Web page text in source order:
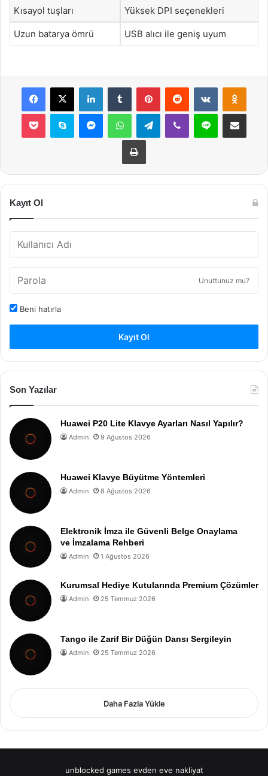
Kısayol tuşları Yüksek DPI seçenekleri
Uzun batarya ömrü USB alıcı ile geniş uyum
Facebook
X LinkedInTumblr PinterestReddit VKontakte
Pocket Skype MessengerWhatsAppTelegramViber Line E-Posta ile
Yazdır
Kayıt Ol
Unuttunuz mu?
Beni hatırla
Kayıt Ol
Son Yazılar
Huawei P20 Lite Klavye Ayarları Nasıl Yapılır?
Admin 9 Ağustos 2026
Huawei Klavye Büyütme Yöntemleri
Admin 8 Ağustos 2026
Elektronik İmza ile Güvenli Belge Onaylama
ve İmzalama Rehberi
Admin 1 Ağustos 2026
Kurumsal Hediye Kutularında Premium Çözümler
Admin 25 Temmuz 2026
Tango ile Zarif Bir Düğün Dansı Sergileyin
Admin 25 Temmuz 2026
Daha Fazla Yükle
unblocked games evden eve nakliyat